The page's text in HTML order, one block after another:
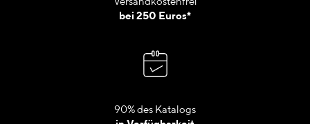
bei 250 Euros*
90% des Katalogs